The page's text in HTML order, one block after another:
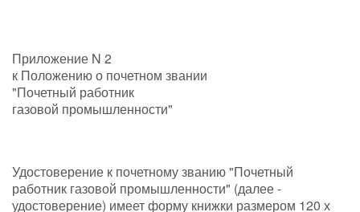
Приложение N 2
к Положению о почетном звании
"Почетный работник
газовой промышленности"
Удостоверение к почетному званию "Почетный
работник газовой промышленности" (далее -
удостоверение) имеет форму книжки размером 120 х